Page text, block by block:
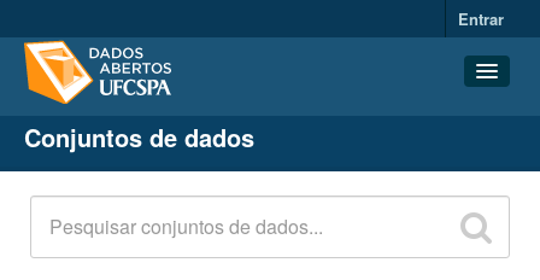
Entrar
Conjuntos de dados
Organizações
Grupos
Sobre
Conjuntos de dados